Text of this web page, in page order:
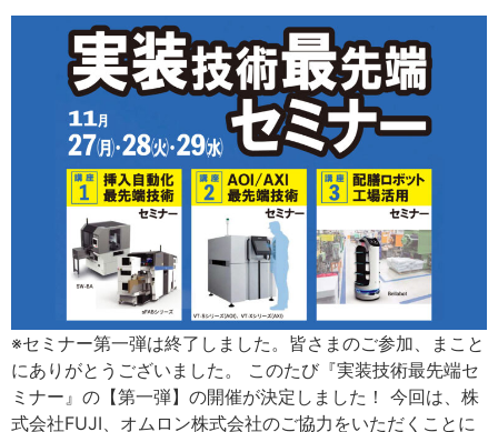
※セミナー第一弾は終了しました。皆さまのご参加、まこと
にありがとうございました。 このたび『実装技術最先端セ
ミナー』の【第一弾】の開催が決定しました！ 今回は、株
式会社FUJI、オムロン株式会社のご協力をいただくことに